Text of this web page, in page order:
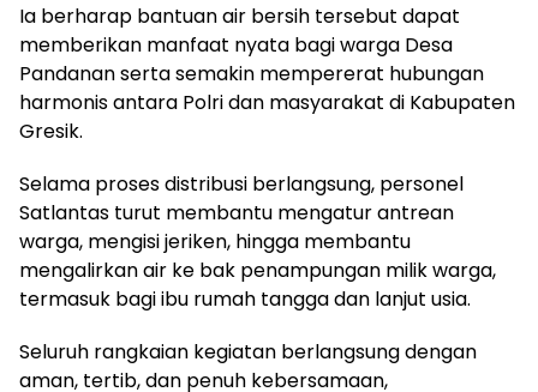
Ia berharap bantuan air bersih tersebut dapat
memberikan manfaat nyata bagi warga Desa
Pandanan serta semakin mempererat hubungan
harmonis antara Polri dan masyarakat di Kabupaten
Gresik.
Selama proses distribusi berlangsung, personel
Satlantas turut membantu mengatur antrean
warga, mengisi jeriken, hingga membantu
mengalirkan air ke bak penampungan milik warga,
termasuk bagi ibu rumah tangga dan lanjut usia.
Seluruh rangkaian kegiatan berlangsung dengan
aman, tertib, dan penuh kebersamaan,